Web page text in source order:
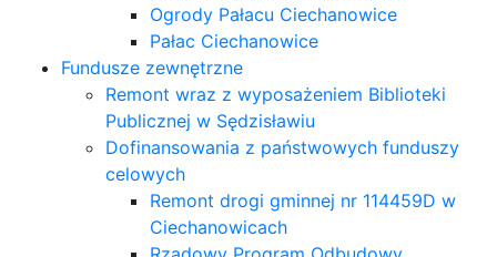
Ogrody Pałacu Ciechanowice
Pałac Ciechanowice
Fundusze zewnętrzne
Remont wraz z wyposażeniem Biblioteki
Publicznej w Sędzisławiu
Dofinansowania z państwowych funduszy
celowych
Remont drogi gminnej nr 114459D w
Ciechanowicach